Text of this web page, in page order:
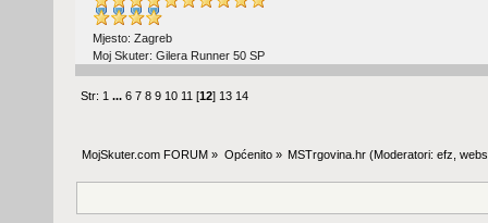
Mjesto: Zagreb
Moj Skuter: Gilera Runner 50 SP
Str: 1 ...6 7 8 9 10 11 [12] 13 14
MojSkuter.com FORUM » Općenito» MSTrgovina.hr(Moderatori: efz